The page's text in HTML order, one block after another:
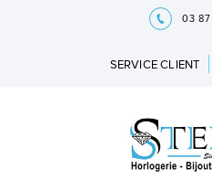
03
SERVICE CLIENT